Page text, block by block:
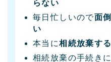
らない
毎日忙しいので面
い
本当に相続放棄す
相続放棄の手続き